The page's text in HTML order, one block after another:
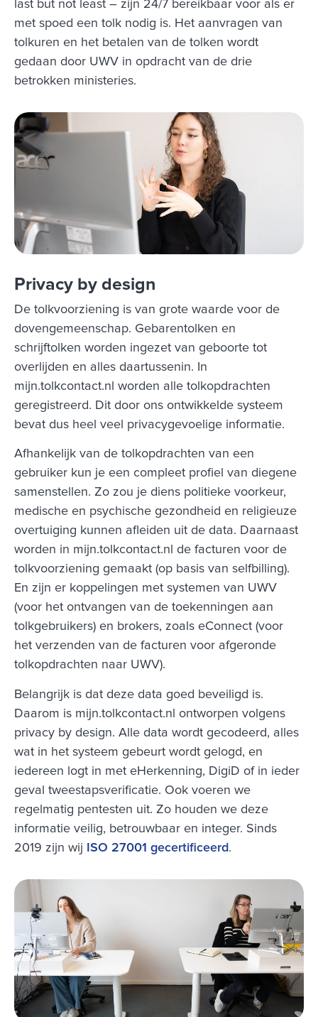
last but not least – zijn 24/7 bereikbaar voor als er
met spoed een tolk nodig is. Het aanvragen van
tolkuren en het betalen van de tolken wordt
gedaan door UWV in opdracht van de drie
betrokken ministeries.
Privacy by design
De tolkvoorziening is van grote waarde voor de
dovengemeenschap. Gebarentolken en
schrijftolken worden ingezet van geboorte tot
overlijden en alles daartussenin. In
mijn.tolkcontact.nl worden alle tolkopdrachten
geregistreerd. Dit door ons ontwikkelde systeem
bevat dus heel veel privacygevoelige informatie.
Afhankelijk van de tolkopdrachten van een
gebruiker kun je een compleet profiel van diegene
samenstellen. Zo zou je diens politieke voorkeur,
medische en psychische gezondheid en religieuze
overtuiging kunnen afleiden uit de data. Daarnaast
worden in mijn.tolkcontact.nl de facturen voor de
tolkvoorziening gemaakt (op basis van selfbilling).
En zijn er koppelingen met systemen van UWV
(voor het ontvangen van de toekenningen aan
tolkgebruikers) en brokers, zoals eConnect (voor
het verzenden van de facturen voor afgeronde
tolkopdrachten naar UWV).
Belangrijk is dat deze data goed beveiligd is.
Daarom is mijn.tolkcontact.nl ontworpen volgens
privacy by design. Alle data wordt gecodeerd, alles
wat in het systeem gebeurt wordt gelogd, en
iedereen logt in met eHerkenning, DigiD of in ieder
geval tweestapsverificatie. Ook voeren we
regelmatig pentesten uit. Zo houden we deze
informatie veilig, betrouwbaar en integer. Sinds
2019 zijn wij
ISO 27001 gecertificeerd.